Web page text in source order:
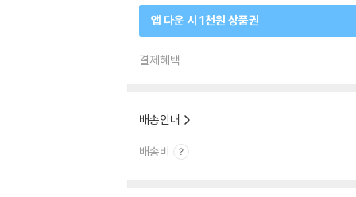
앱 다운 시 1천원 상품권
결제혜택
배송안내
배송비